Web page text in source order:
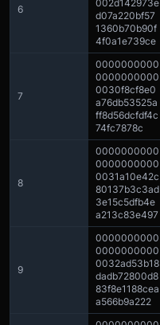
6
002d142973e
d07a220bf57
1360b70b90f
4f0a1e739ce
7
0000000000
0000000000
0030f8cf8e0
a76db53525a
ff8d56dcfdf4c
74fc7878c
8
0000000000
0000000000
0031a10e42c
80137b3c3ad
3e15c5dfb4e
a213c83e497
9
0000000000
0000000000
0032ad53b18
dadb72800d8
83f8e1188cea
a566b9a222